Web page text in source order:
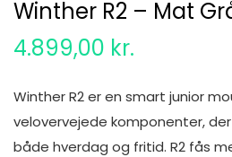
Winther R2 – Mat
4.899,00 kr.
Winther R2 er en smart junior
velovervejede komponenter,
både hverdag og fritid. R2 fås